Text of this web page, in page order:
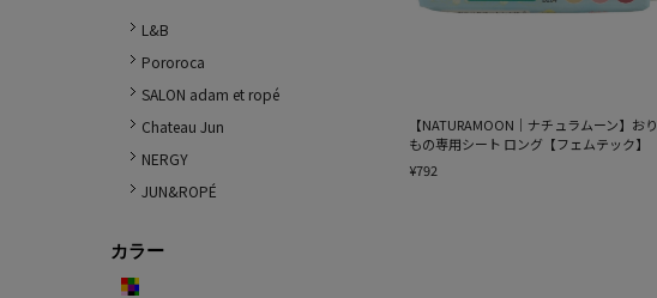
L&B
Pororoca
SALON adam et ropé
Chateau Jun
NERGY
JUN&ROPÉ
カラー
【NATURAMOON｜ナチュラムーン】おり
もの専用シート ロング【フェムテック】
¥792